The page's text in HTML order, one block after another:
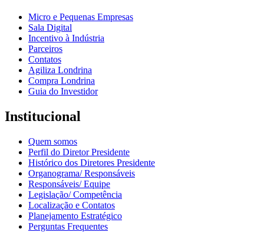
Micro e Pequenas Empresas
Sala Digital
Incentivo à Indústria
Parceiros
Contatos
Agiliza Londrina
Compra Londrina
Guia do Investidor
Institucional
Quem somos
Perfil do Diretor Presidente
Histórico dos Diretores Presidente
Organograma/ Responsáveis
Responsáveis/ Equipe
Legislação/ Competência
Localização e Contatos
Planejamento Estratégico
Perguntas Frequentes